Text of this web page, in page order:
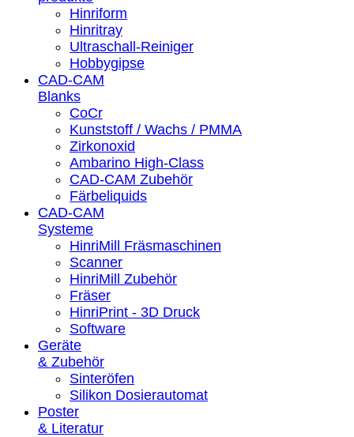
Hinriform
Hinritray
Ultraschall-Reiniger
Hobbygipse
CAD-CAM
Blanks
CoCr
Kunststoff / Wachs / PMMA
Zirkonoxid
Ambarino High-Class
CAD-CAM Zubehör
Färbeliquids
CAD-CAM
Systeme
HinriMill Fräsmaschinen
Scanner
HinriMill Zubehör
Fräser
HinriPrint - 3D Druck
Software
Geräte
& Zubehör
Sinteröfen
Silikon Dosierautomat
Poster
& Literatur